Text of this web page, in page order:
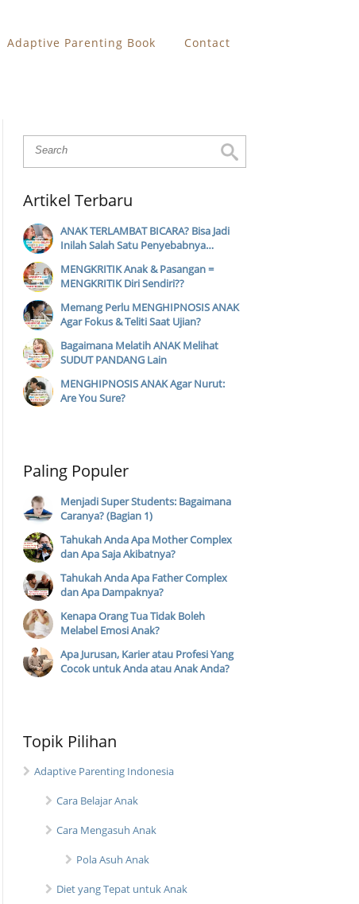
Adaptive Parenting Book Contact
Artikel Terbaru
ANAK TERLAMBAT BICARA? Bisa Jadi
Inilah Salah Satu Penyebabnya…
MENGKRITIK Anak & Pasangan =
MENGKRITIK Diri Sendiri??
Memang Perlu MENGHIPNOSIS ANAK
Agar Fokus & Teliti Saat Ujian?
Bagaimana Melatih ANAK Melihat
SUDUT PANDANG Lain
MENGHIPNOSIS ANAK Agar Nurut:
Are You Sure?
Paling Populer
Menjadi Super Students: Bagaimana
Caranya? (Bagian 1)
Tahukah Anda Apa Mother Complex
dan Apa Saja Akibatnya?
Tahukah Anda Apa Father Complex
dan Apa Dampaknya?
Kenapa Orang Tua Tidak Boleh
Melabel Emosi Anak?
Apa Jurusan, Karier atau Profesi Yang
Cocok untuk Anda atau Anak Anda?
Topik Pilihan
Adaptive Parenting Indonesia
Cara Belajar Anak
Cara Mengasuh Anak
Pola Asuh Anak
Diet yang Tepat untuk Anak